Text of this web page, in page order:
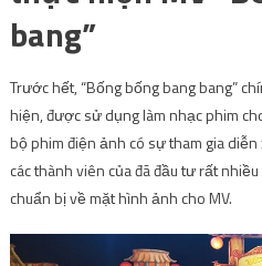
bang”
Trước hết, “Bống bống bang bang”
hiện, được sử dụng làm nhạc phim
bộ phim điện ảnh có sự tham gia
các thành viên của đã đầu tư rất
chuẩn bị về mặt hình ảnh cho MV.